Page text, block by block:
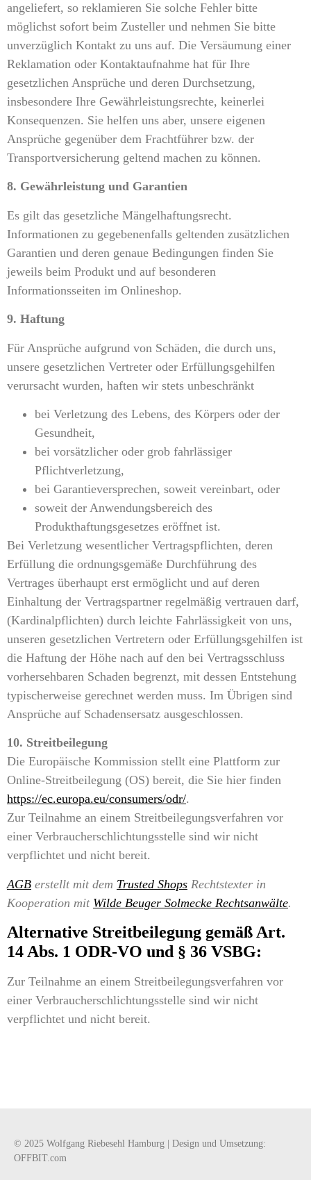
angeliefert, so reklamieren Sie solche Fehler bitte
möglichst sofort beim Zusteller und nehmen Sie bitte
unverzüglich Kontakt zu uns auf. Die Versäumung einer
Reklamation oder Kontaktaufnahme hat für Ihre
gesetzlichen Ansprüche und deren Durchsetzung,
insbesondere Ihre Gewährleistungsrechte, keinerlei
Konsequenzen. Sie helfen uns aber, unsere eigenen
Ansprüche gegenüber dem Frachtführer bzw. der
Transportversicherung geltend machen zu können.
8. Gewährleistung und Garantien
Es gilt das gesetzliche Mängelhaftungsrecht.
Informationen zu gegebenenfalls geltenden zusätzlichen
Garantien und deren genaue Bedingungen finden Sie
jeweils beim Produkt und auf besonderen
Informationsseiten im Onlineshop.
9. Haftung
Für Ansprüche aufgrund von Schäden, die durch uns,
unsere gesetzlichen Vertreter oder Erfüllungsgehilfen
verursacht wurden, haften wir stets unbeschränkt
bei Verletzung des Lebens, des Körpers oder der
Gesundheit,
bei vorsätzlicher oder grob fahrlässiger
Pflichtverletzung,
bei Garantieversprechen, soweit vereinbart, oder
soweit der Anwendungsbereich des
Produkthaftungsgesetzes eröffnet ist.
Bei Verletzung wesentlicher Vertragspflichten, deren
Erfüllung die ordnungsgemäße Durchführung des
Vertrages überhaupt erst ermöglicht und auf deren
Einhaltung der Vertragspartner regelmäßig vertrauen darf,
(Kardinalpflichten) durch leichte Fahrlässigkeit von uns,
unseren gesetzlichen Vertretern oder Erfüllungsgehilfen ist
die Haftung der Höhe nach auf den bei Vertragsschluss
vorhersehbaren Schaden begrenzt, mit dessen Entstehung
typischerweise gerechnet werden muss. Im Übrigen sind
Ansprüche auf Schadensersatz ausgeschlossen.
10. Streitbeilegung
Die Europäische Kommission stellt eine Plattform zur
Online-Streitbeilegung (OS) bereit, die Sie hier finden
https://ec.europa.eu/consumers/odr/.
Zur Teilnahme an einem Streitbeilegungsverfahren vor
einer Verbraucherschlichtungsstelle sind wir nicht
verpflichtet und nicht bereit.
AGB erstellt mit dem Trusted Shops Rechtstexter in
Kooperation mit Wilde Beuger Solmecke Rechtsanwälte.
Alternative Streitbeilegung gemäß Art.
14 Abs. 1 ODR-VO und § 36 VSBG:
Zur Teilnahme an einem Streitbeilegungsverfahren vor
einer Verbraucherschlichtungsstelle sind wir nicht
verpflichtet und nicht bereit.
© 2025 Wolfgang Riebesehl Hamburg | Design und Umsetzung:
OFFBIT.com